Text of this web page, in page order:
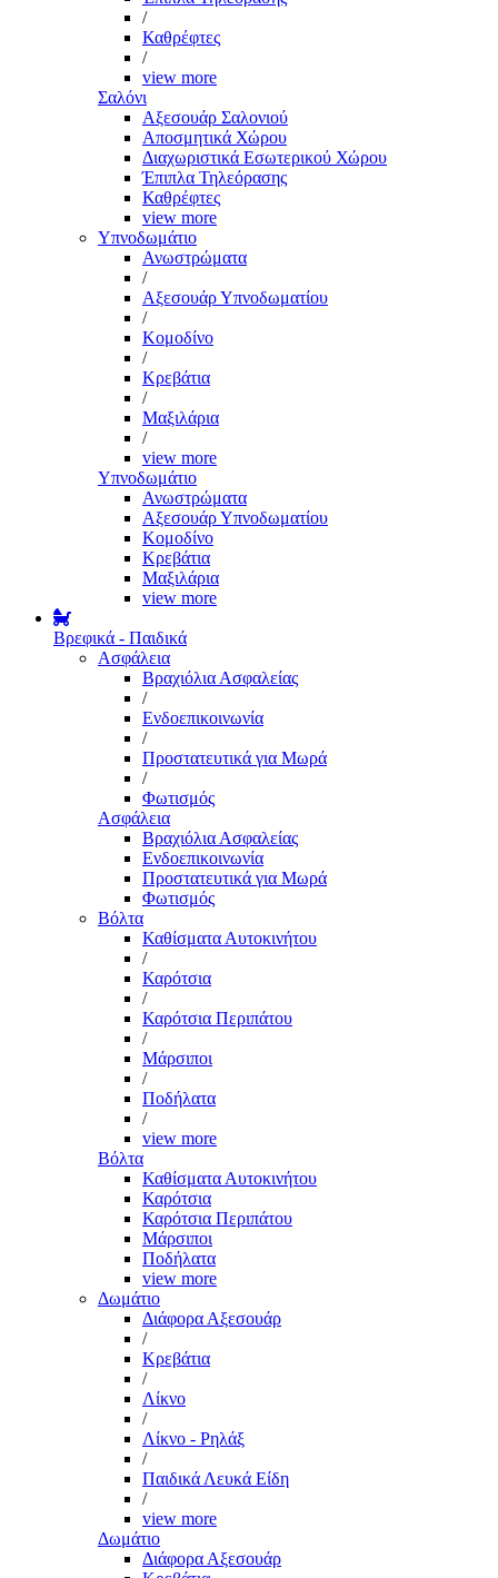
/
Καθρέφτες
/
view more
Σαλόνι
Αξεσουάρ Σαλονιού
Αποσμητικά Χώρου
Διαχωριστικά Εσωτερικού Χώρου
Έπιπλα Τηλεόρασης
Καθρέφτες
view more
Υπνοδωμάτιο
Ανωστρώματα
/
Αξεσουάρ Υπνοδωματίου
/
Κομοδίνο
/
Κρεβάτια
/
Μαξιλάρια
/
view more
Υπνοδωμάτιο
Ανωστρώματα
Αξεσουάρ Υπνοδωματίου
Κομοδίνο
Κρεβάτια
Μαξιλάρια
view more
Βρεφικά - Παιδικά
Ασφάλεια
Βραχιόλια Ασφαλείας
/
Ενδοεπικοινωνία
/
Προστατευτικά για Μωρά
/
Φωτισμός
Ασφάλεια
Βραχιόλια Ασφαλείας
Ενδοεπικοινωνία
Προστατευτικά για Μωρά
Φωτισμός
Βόλτα
Καθίσματα Αυτοκινήτου
/
Καρότσια
/
Καρότσια Περιπάτου
/
Μάρσιποι
/
Ποδήλατα
/
view more
Βόλτα
Καθίσματα Αυτοκινήτου
Καρότσια
Καρότσια Περιπάτου
Μάρσιποι
Ποδήλατα
view more
Δωμάτιο
Διάφορα Αξεσουάρ
/
Κρεβάτια
/
Λίκνο
/
Λίκνο - Ρηλάξ
/
Παιδικά Λευκά Είδη
/
view more
Δωμάτιο
Διάφορα Αξεσουάρ